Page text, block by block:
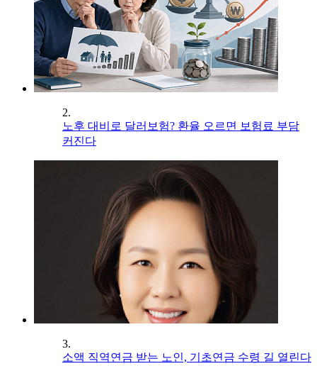
2.
노후 대비로 달러보험? 환율 오르면 보험료 부담
커진다
3.
소액 직역연금 받는 노인, 기초연금 수령 길 열린다